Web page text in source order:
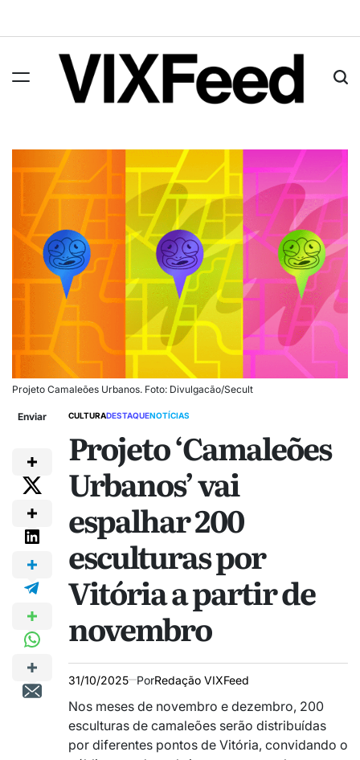
Projeto Camaleões Urbanos. Foto: Divulgacão/Secult
Enviar CULTURADESTAQUENOTÍCIAS
Projeto ‘Camaleões
Urbanos’ vai
espalhar 200
esculturas por
Vitória a partir de
novembro
31/10/2025 PorRedação VIXFeed
Nos meses de novembro e dezembro, 200
esculturas de camaleões serão distribuídas
por diferentes pontos de Vitória, convidando o